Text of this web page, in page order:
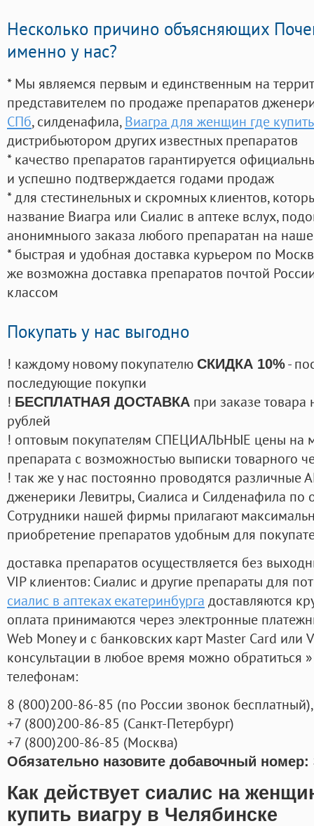
Несколько причино объясняющих
именно у нас?
* Мы являемся первым и единственным на
представителем по продаже препаратов
СПб, силденафила, Виагра для женщин где
дистрибьютором других известных препаратов
* качество препаратов гарантируется
и успешно подтверждается годами продаж
* для стестинельных и скромных клиентов,
название Виагра или Сиалис в аптеке вслух,
анонимныого заказа любого препаратан на
* быстрая и удобная доставка курьером по
же возможна доставка препаратов почтой
классом
Покупать у нас выгодно
! каждому новому покупателю СКИДКА 10%-
последующие покупки
! БЕСПЛАТНАЯ ДОСТАВКА при заказе
рублей
! оптовым покупателям СПЕЦИАЛЬНЫЕ цены на
препарата с возможностью выписки товарного
! так же у нас постоянно проводятся
дженерики Левитры, Сиалиса и Силденафила по
Cотрудники нашей фирмы прилагают
приобретение препаратов удобным для
доставка препаратов осуществляется без
VIP клиентов: Сиалис и другие препараты для
сиалис в аптеках екатеринбурга доставляются
оплата принимаются через электронные
Web Money и с банковских карт Master Card или
консультации в любое время можно обратиться
телефонам:
8 (800)200-86-85 (по России звонок бесплатный),
+7 (800)200-86-85 (Санкт-Петербург)
+7 (800)200-86-85 (Москва)
Обязательно назовите добавочный номер:
Как действует сиалис на
купить виагру в Челябинске